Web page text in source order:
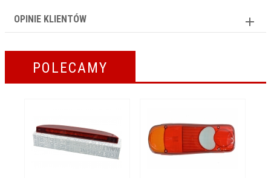
OPINIE KLIENTÓW
POLECAMY